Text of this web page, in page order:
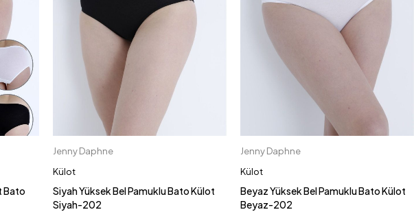
Bato
Jenny Daphne
Külot
Siyah Yüksek Bel Pamuklu Bato Külot
Siyah-202
Jenny Daphne
Külot
Beyaz Yüksek Bel Pamuklu Bato Külot
Beyaz-202